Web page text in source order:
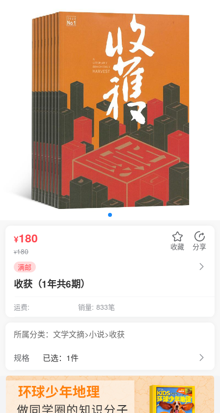
¥180
¥180 收藏 分享
满邮
收获（1年共6期）
运费: 销量: 833笔
所属分类：文学文摘>小说>收获
规格 已选：1件